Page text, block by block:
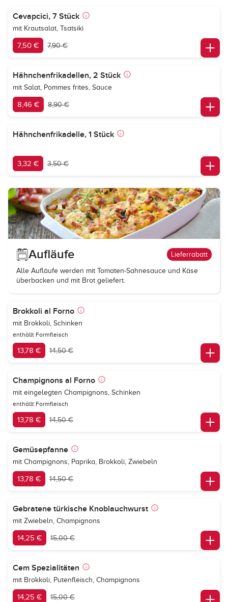
Cevapcici, 7 Stück
mit Krautsalat, Tsatsiki
7,50 € 7,90 €
Hähnchenfrikadellen, 2 Stück
mit Salat, Pommes frites, Sauce
8,46 € 8,90 €
Hähnchenfrikadelle, 1 Stück
3,32 € 3,50 €
Aufläufe Lieferrabatt
Alle Aufläufe werden mit Tomaten-Sahnesauce und Käse
überbacken und mit Brot geliefert.
Brokkoli al Forno
mit Brokkoli, Schinken
enthällt Formfleisch
13,78 € 14,50 €
Champignons al Forno
mit eingelegten Champignons, Schinken
enthällt Formfleisch
13,78 € 14,50 €
Gemüsepfanne
mit Champignons, Paprika, Brokkoli, Zwiebeln
13,78 € 14,50 €
Gebratene türkische Knoblauchwurst
mit Zwiebeln, Champignons
14,25 € 15,00 €
Cem Spezialitäten
mit Brokkoli, Putenfleisch, Champignons
14,25 € 15,00 €